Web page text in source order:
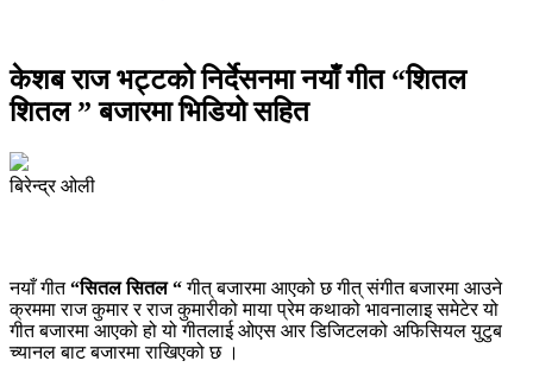
केशब राज भट्टको निर्देसनमा नयाँ गीत “शितल
शितल ” बजारमा भिडियो सहित
बिरेन्द्र ओली
नयाँ गीत“सितल सितल “गीत् बजारमा आएको छ गीत् संगीत बजारमा आउने
क्रममा राज कुमार र राज कुमारीको माया प्रेम कथाको भावनालाइ समेटेर यो
गीत बजारमा आएको हो यो गीतलाई ओएस आर डिजिटलको अफिसियल युटुब
च्यानल बाट बजारमा राखिएको छ ।